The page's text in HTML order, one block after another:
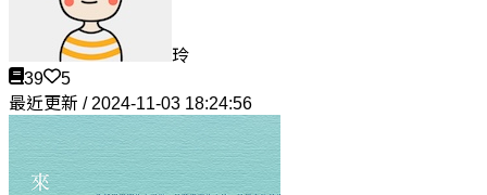
玲
39
5
最近更新 / 2024-11-03 18:24:56